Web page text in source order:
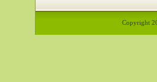
Copyright